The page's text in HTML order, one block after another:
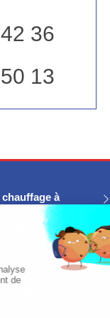
36
13
à
au gaz,
de
de
Montceau-